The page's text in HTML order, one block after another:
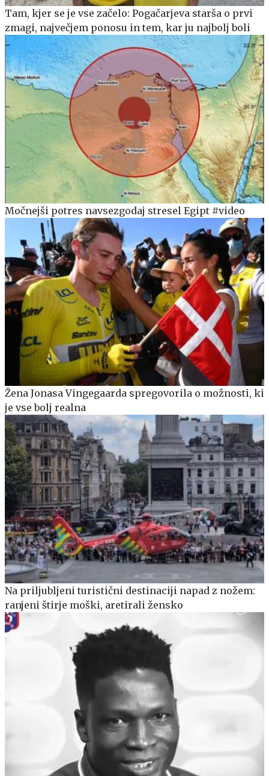
Tam, kjer se je vse začelo: Pogačarjeva starša o prvi
zmagi, največjem ponosu in tem, kar ju najbolj boli
Močnejši potres navsezgodaj stresel Egipt #video
Žena Jonasa Vingegaarda spregovorila o možnosti, ki
je vse bolj realna
Na priljubljeni turistični destinaciji napad z nožem:
ranjeni štirje moški, aretirali žensko